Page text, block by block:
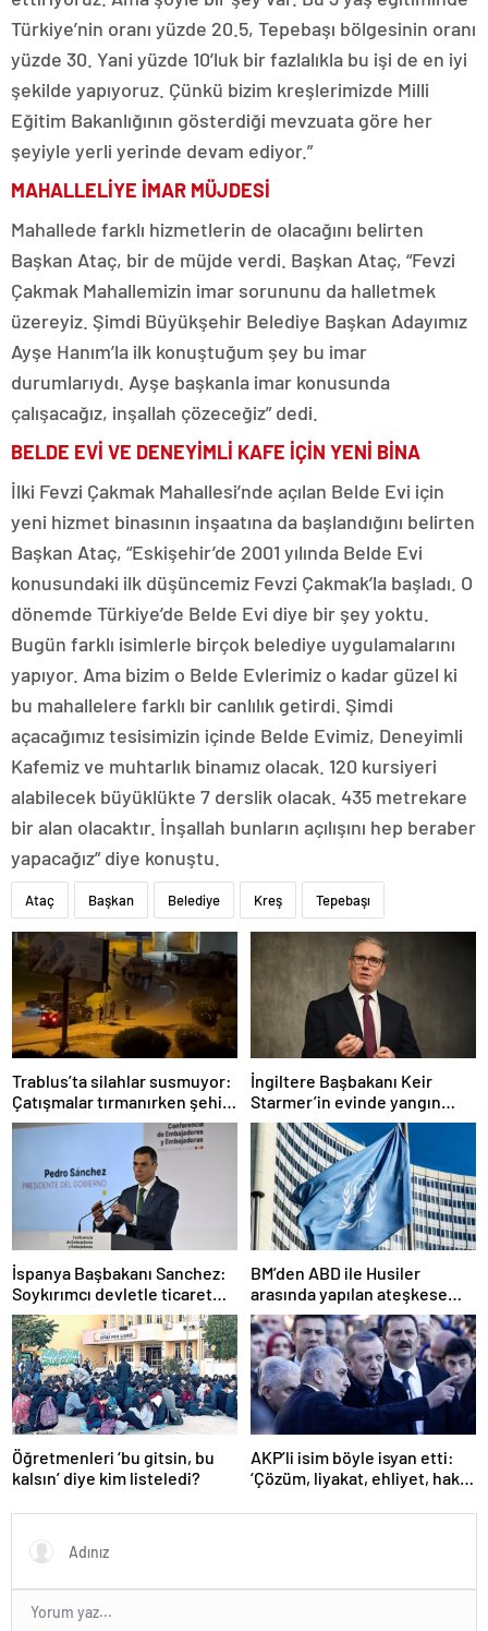
Türkiye’nin oranı yüzde 20.5, Tepebaşı bölgesinin oranı
yüzde 30. Yani yüzde 10’luk bir fazlalıkla bu işi de en iyi
şekilde yapıyoruz. Çünkü bizim kreşlerimizde Milli
Eğitim Bakanlığının gösterdiği mevzuata göre her
şeyiyle yerli yerinde devam ediyor.”
MAHALLELİYE İMAR MÜJDESİ
Mahallede farklı hizmetlerin de olacağını belirten
Başkan Ataç, bir de müjde verdi. Başkan Ataç, “Fevzi
Çakmak Mahallemizin imar sorununu da halletmek
üzereyiz. Şimdi Büyükşehir Belediye Başkan Adayımız
Ayşe Hanım’la ilk konuştuğum şey bu imar
durumlarıydı. Ayşe başkanla imar konusunda
çalışacağız, inşallah çözeceğiz” dedi.
BELDE EVİ VE DENEYİMLİ KAFE İÇİN YENİ BİNA
İlki Fevzi Çakmak Mahallesi’nde açılan Belde Evi için
yeni hizmet binasının inşaatına da başlandığını belirten
Başkan Ataç, “Eskişehir’de 2001 yılında Belde Evi
konusundaki ilk düşüncemiz Fevzi Çakmak’la başladı. O
dönemde Türkiye’de Belde Evi diye bir şey yoktu.
Bugün farklı isimlerle birçok belediye uygulamalarını
yapıyor. Ama bizim o Belde Evlerimiz o kadar güzel ki
bu mahallelere farklı bir canlılık getirdi. Şimdi
açacağımız tesisimizin içinde Belde Evimiz, Deneyimli
Kafemiz ve muhtarlık binamız olacak. 120 kursiyeri
alabilecek büyüklükte 7 derslik olacak. 435 metrekare
bir alan olacaktır. İnşallah bunların açılışını hep beraber
yapacağız” diye konuştu.
Ataç Başkan Belediye Kreş Tepebaşı
Trablus’ta silahlar susmuyor:
Çatışmalar tırmanırken şehir
alarmda
İngiltere Başbakanı Keir
Starmer’in evinde yangın
çıktı
İspanya Başbakanı Sanchez:
Soykırımcı devletle ticaret
yapmayız
BM’den ABD ile Husiler
arasında yapılan ateşkese
ilişkin değerlendirme
Öğretmenleri ‘bu gitsin, bu
kalsın’ diye kim listeledi?
AKP’li isim böyle isyan etti:
‘Çözüm, liyakat, ehliyet, hak,